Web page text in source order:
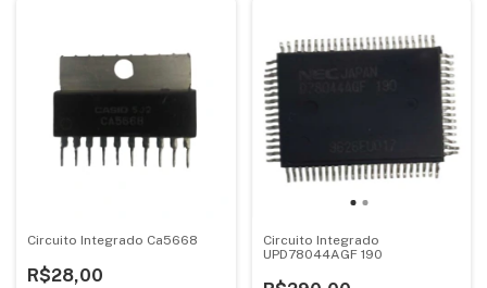
Circuito Integrado Ca5668
R$28,00
Circuito Integrado
UPD78044AGF 190